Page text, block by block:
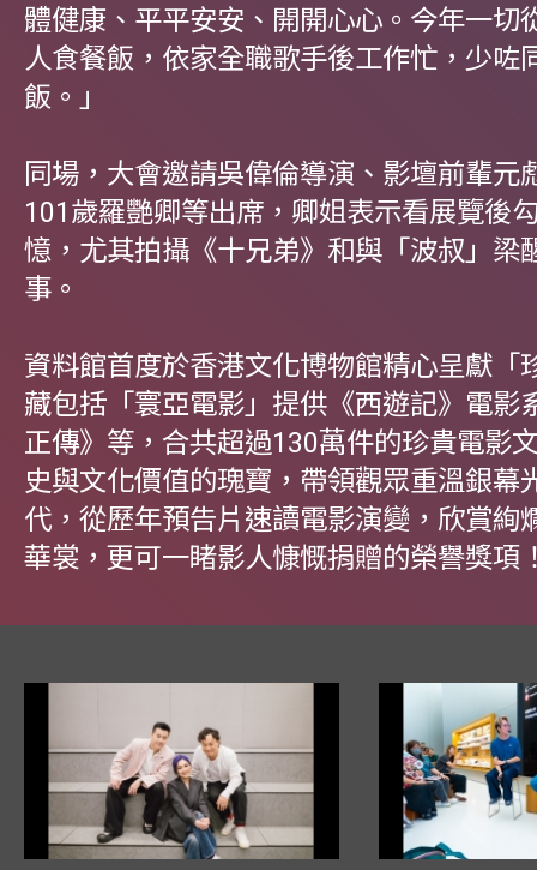
體健康、平平安安、開開心心。今年一切
人食餐飯，依家全職歌手後工作忙，少咗
飯。」
同場，大會邀請吳偉倫導演、影壇前輩元
101歲羅艷卿等出席，卿姐表示看展覽後
憶，尤其拍攝《十兄弟》和與「波叔」梁
事。
資料館首度於香港文化博物館精心呈獻「
藏包括「寰亞電影」提供《西遊記》電影
正傳》等，合共超過130萬件的珍貴電影
史與文化價值的瑰寶，帶領觀眾重溫銀幕
代，從歷年預告片速讀電影演變，欣賞絢
華裳，更可一睹影人慷慨捐贈的榮譽獎項